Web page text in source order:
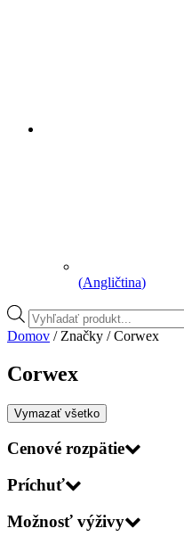
(Angličtina)
Vyhľadávanie
produktov
Domov / Značky / Corwex
Corwex
Vymazať všetko
Cenové rozpätie
Príchuť
Možnosť výživy